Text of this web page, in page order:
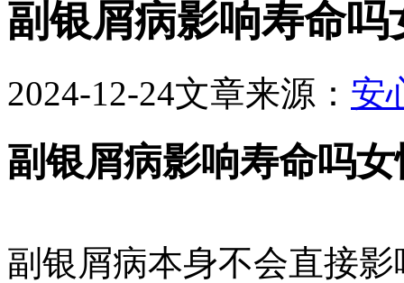
副银屑病影响寿命吗
2024-12-24文章来源： 安
副银屑病影响寿命吗
副银屑病本身不会直接